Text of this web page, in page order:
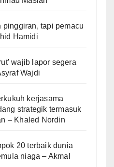
pinggiran, tapi pemacu
Hamidi
wajib lapor segera
Wajdi
kerjasama
strategik termasuk
– Khaled Nordin
20 terbaik dunia
niaga – Akmal